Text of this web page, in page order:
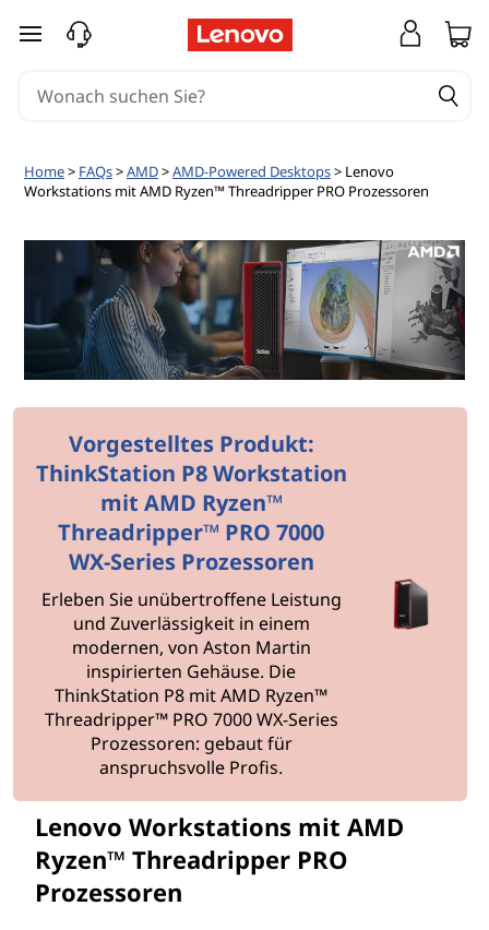
zum Hauptinhalt springen
Home> FAQs>AMD>AMD-Powered Desktops> Lenovo
Workstations mit AMD Ryzen™ Threadripper PRO Prozessoren
Vorgestelltes Produkt:
ThinkStation P8 Workstation
mit AMD Ryzen™
Threadripper™ PRO 7000
WX-Series Prozessoren
Erleben Sie unübertroffene Leistung
und Zuverlässigkeit in einem
modernen, von Aston Martin
inspirierten Gehäuse. Die
ThinkStation P8 mit AMD Ryzen™
Threadripper™ PRO 7000 WX-Series
Prozessoren: gebaut für
anspruchsvolle Profis.
Lenovo Workstations mit AMD
Ryzen™ Threadripper PRO
Prozessoren